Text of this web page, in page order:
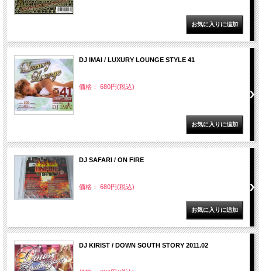
DJ IMAI / LUXURY LOUNGE STYLE 41
価格： 680円(税込)
DJ SAFARI / ON FIRE
価格： 680円(税込)
DJ KIRIST / DOWN SOUTH STORY 2011.02